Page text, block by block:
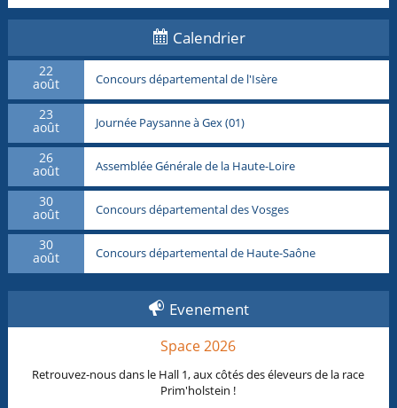
Calendrier
22
août Concours départemental de l'Isère
23
août Journée Paysanne à Gex (01)
26
août Assemblée Générale de la Haute-Loire
30
août Concours départemental des Vosges
30
août Concours départemental de Haute-Saône
Evenement
Space 2026
Retrouvez-nous dans le Hall 1, aux côtés des éleveurs de la race
Prim'holstein !